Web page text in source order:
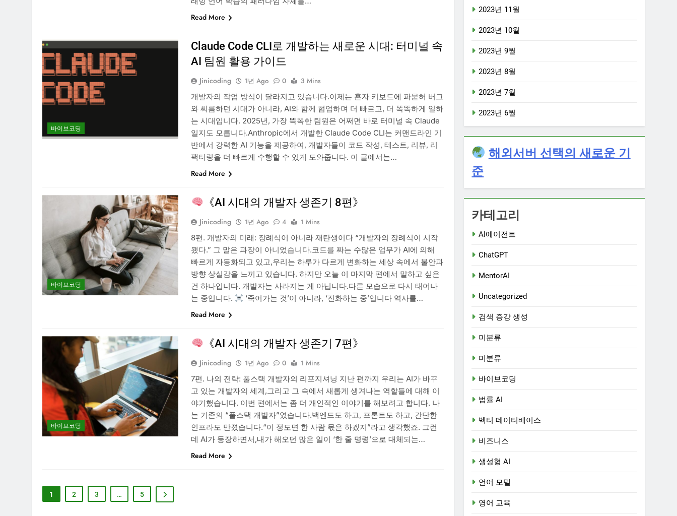
Read More
바이브코딩
Claude Code CLI로 개발하는 새로운 시대: 터미널 속
AI 팀원 활용 가이드
Jinicoding 1년 Ago 0
3 Mins
개발자의 작업 방식이 달라지고 있습니다.이제는 혼자 키보드에 파묻혀 버그
와 씨름하던 시대가 아니라, AI와 함께 협업하며 더 빠르고, 더 똑똑하게 일하
는 시대입니다. 2025년, 가장 똑똑한 팀원은 어쩌면 바로 터미널 속 Claude
일지도 모릅니다.Anthropic에서 개발한 Claude Code CLI는 커맨드라인 기
반에서 강력한 AI 기능을 제공하여, 개발자들이 코드 작성, 테스트, 리뷰, 리
팩터링을 더 빠르게 수행할 수 있게 도와줍니다. 이 글에서는…
Read More
바이브코딩
《AI 시대의 개발자 생존기 8편》
Jinicoding 1년 Ago 4
1 Mins
8편. 개발자의 미래: 장례식이 아니라 재탄생이다 “개발자의 장례식이 시작
됐다.” 그 말은 과장이 아니었습니다.코드를 짜는 수많은 업무가 AI에 의해
빠르게 자동화되고 있고,우리는 하루가 다르게 변화하는 세상 속에서 불안과
방향 상실감을 느끼고 있습니다. 하지만 오늘 이 마지막 편에서 말하고 싶은
건 하나입니다. 개발자는 사라지는 게 아닙니다.다른 모습으로 다시 태어나
는 중입니다.
‘죽어가는 것’이 아니라, ‘진화하는 중’입니다 역사를…
Read More
바이브코딩
《AI 시대의 개발자 생존기 7편》
Jinicoding 1년 Ago 0
1 Mins
7편. 나의 전략: 풀스택 개발자의 리포지셔닝 지난 편까지 우리는 AI가 바꾸
고 있는 개발자의 세계,그리고 그 속에서 새롭게 생겨나는 역할들에 대해 이
야기했습니다. 이번 편에서는 좀 더 개인적인 이야기를 해보려고 합니다. 나
는 기존의 “풀스택 개발자”였습니다.백엔드도 하고, 프론트도 하고, 간단한
인프라도 만졌습니다.“이 정도면 한 사람 몫은 하겠지”라고 생각했죠. 그런
데 AI가 등장하면서,내가 해오던 많은 일이 ‘한 줄 명령’으로 대체되는…
Read More
1 2 3 … 5
2023년 11월
2023년 10월
2023년 9월
2023년 8월
2023년 7월
2023년 6월
해외서버 선택의 새로운 기
준
카테고리
AI에이전트
ChatGPT
MentorAI
Uncategorized
검색 증강 생성
미분류
미분류
바이브코딩
법률 AI
벡터 데이터베이스
비즈니스
생성형 AI
언어 모델
영어 교육